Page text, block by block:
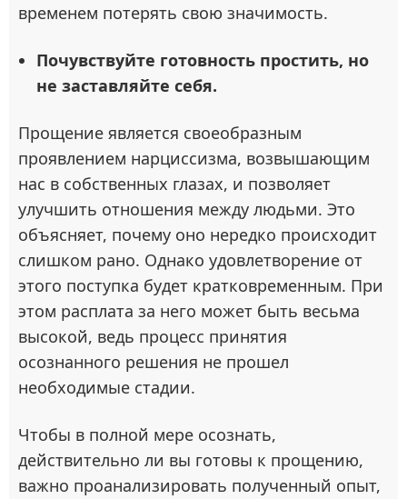
временем потерять свою значимость.
Почувствуйте готовность простить, но
не заставляйте себя.
Прощение является своеобразным
проявлением нарциссизма, возвышающим
нас в собственных глазах, и позволяет
улучшить отношения между людьми. Это
объясняет, почему оно нередко происходит
слишком рано. Однако удовлетворение от
этого поступка будет кратковременным. При
этом расплата за него может быть весьма
высокой, ведь процесс принятия
осознанного решения не прошел
необходимые стадии.
Чтобы в полной мере осознать,
действительно ли вы готовы к прощению,
важно проанализировать полученный опыт,